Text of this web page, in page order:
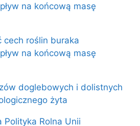
na końcową masę
cech roślin buraka
na końcową masę
doglebowych i dolistnych
żyta
Polityka Rolna Unii